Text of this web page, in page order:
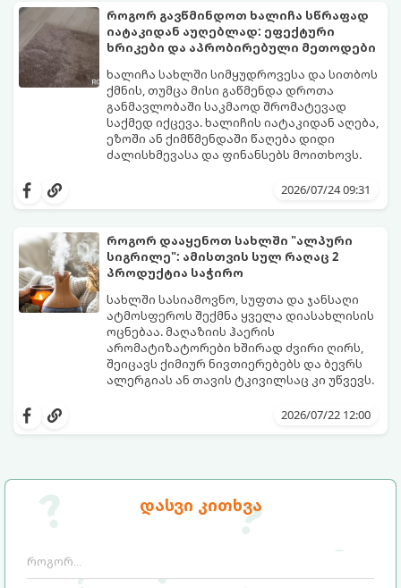
დასვი კითხვა
სასიამოვნო სიგრილე სპეციალური
ტექნიკის გარეშეც.
გთავაზობთ 10 საუკეთესო და
ხელმისაწვდომ მეთოდს:
როგორ გავწმინდოთ ხალიჩა სწრაფად
იატაკიდან აუღებლად: ეფექტური
ხრიკები და აპრობირებული მეთოდები
ხალიჩა სახლში სიმყუდროვესა და სითბოს
ქმნის, თუმცა მისი გაწმენდა დროთა
განმავლობაში საკმაოდ შრომატევად
საქმედ იქცევა. ხალიჩის იატაკიდან აღება,
ეზოში ან ქიმწმენდაში წაღება დიდი
ძალისხმევასა და ფინანსებს მოითხოვს.
ეფექტური, ბიუჯეტური და აპრობირებული
ლაქების ამოყვანასა და პირვანდელი
სიახლის დაბრუნებას.
2026/07/24 09:31
როგორ დააყენოთ სახლში "ალპური
სიგრილე": ამისთვის სულ რაღაც 2
პროდუქტია საჭირო
სახლში სასიამოვნო, სუფთა და ჯანსაღი
ატმოსფეროს შექმნა ყველა დიასახლისის
ოცნებაა. მაღაზიის ჰაერის
არომატიზატორები ხშირად ძვირი ღირს,
შეიცავს ქიმიურ ნივთიერებებს და ბევრს
ალერგიას ან თავის ტკივილსაც კი უწვევს.
სიგრილისა“ და სიახლის ეფექტის მიღწევა
ინგრედიენტი დაგჭირდებათ, რომლებიც
2026/07/22 12:00